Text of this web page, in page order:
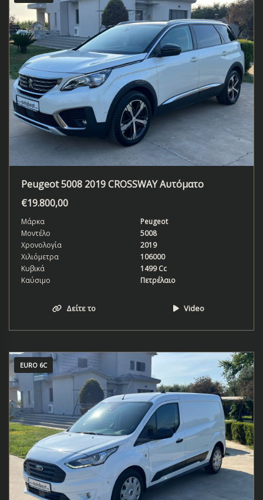
Peugeot 5008 2019 CROSSWAY Αυτόματο
€19.800,00
Μάρκα
Peugeot
Μοντέλο
5008
Χρονολογία
2019
Χιλιόμετρα
106000
Κυβικά
1499 Cc
Καύσιμο
Πετρέλαιο
Δείτε το Video
EURO 6C